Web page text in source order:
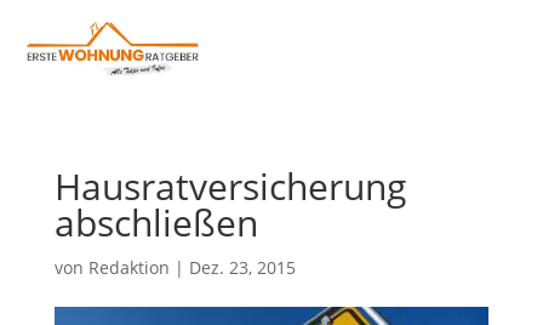
Hausratversicherung
abschließen
von Redaktion | Dez. 23, 2015